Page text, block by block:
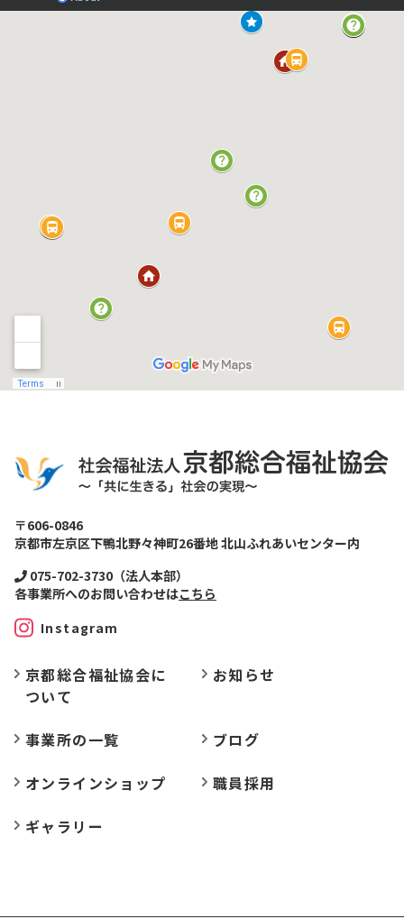
〒606-0846
京都市左京区下鴨北野々神町26番地 北山ふれあいセンター内
075-702-3730（法人本部）
各事業所へのお問い合わせはこちら
Instagram
京都総合福祉協会に
ついて
お知らせ
事業所の一覧
ブログ
オンラインショップ
職員採用
ギャラリー